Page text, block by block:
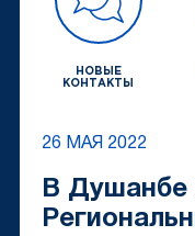
НОВЫЕ
КОНТАКТЫ
26 МАЯ 2022
В Душанбе